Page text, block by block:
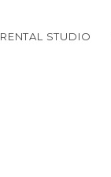
RENTAL STUDIO